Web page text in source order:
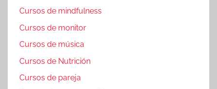
Cursos de mindfulness
Cursos de monitor
Cursos de música
Cursos de Nutrición
Cursos de pareja